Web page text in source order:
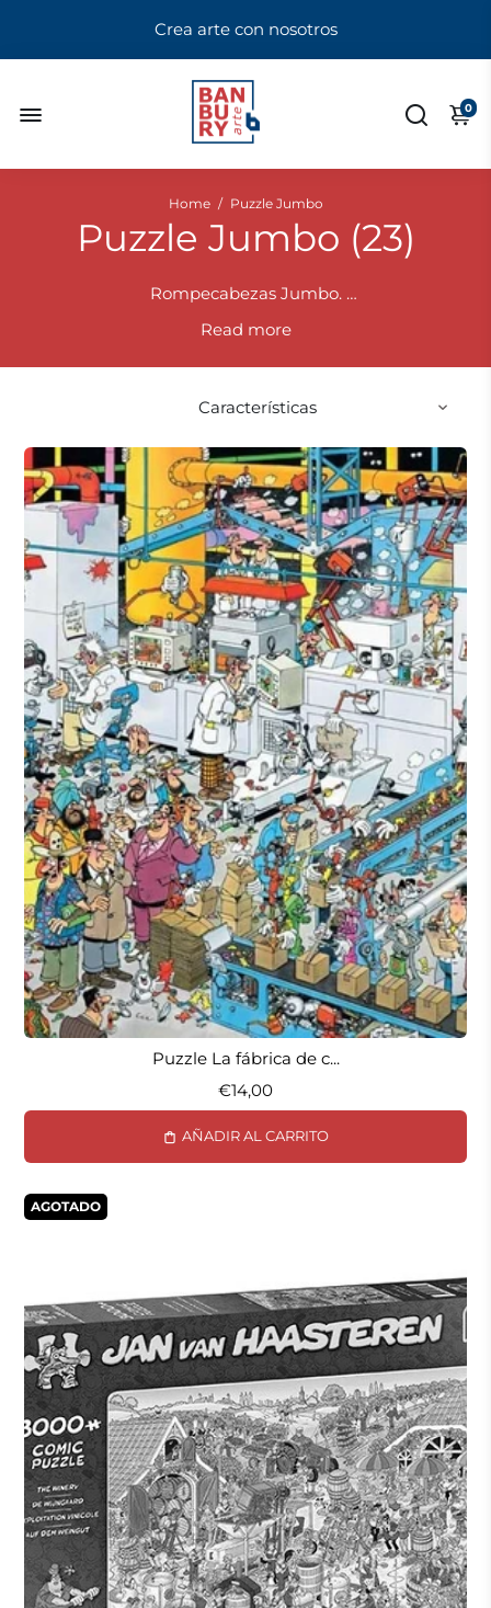
Crea arte con nosotros
0
Home / Puzzle Jumbo
Puzzle Jumbo (23)
Rompecabezas Jumbo.
calidad y con imagenes unicas
únicas y originales inspiradas en las tendencias
Read
Puzzle La fábrica de c...
€14,00
AÑADIR AL CARRITO
AGOTADO